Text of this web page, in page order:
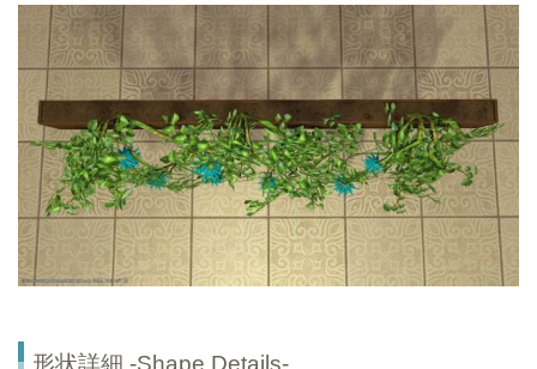
形状詳細 -Shape Details-